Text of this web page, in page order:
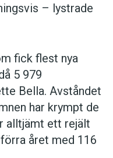
– lystrade
fick flest nya
5 979
Bella. Avståndet
har krympt de
alltjämt ett rejält
året med 116